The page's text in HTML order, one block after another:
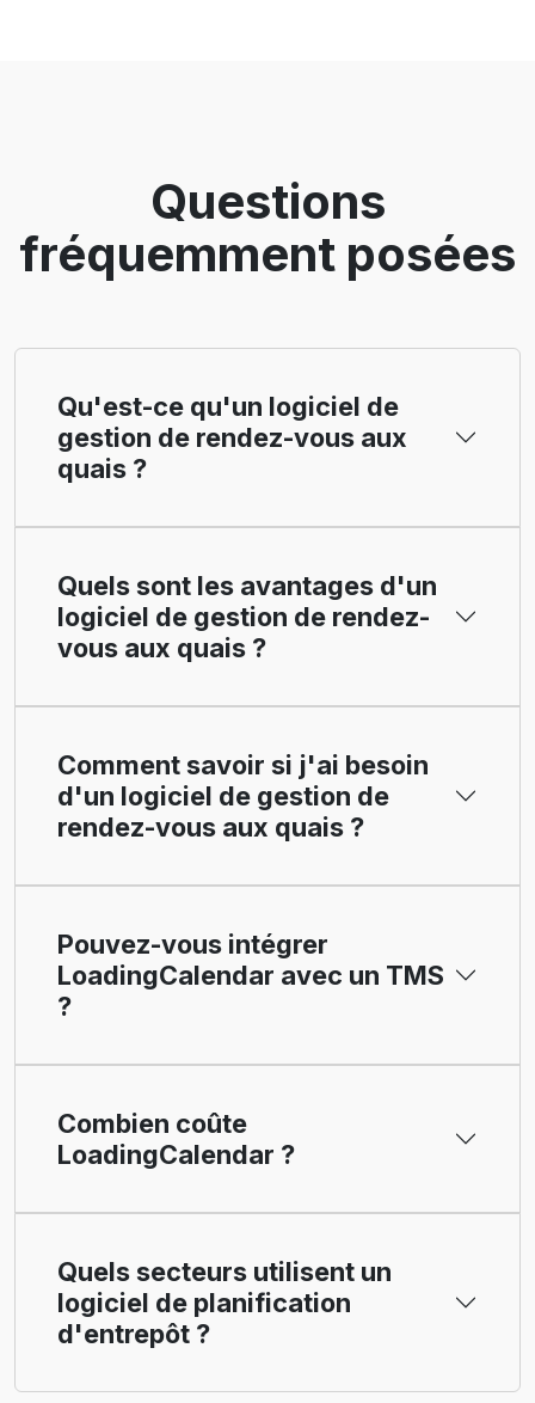
Questions
fréquemment posées
Qu'est-ce qu'un logiciel de
gestion de rendez-vous aux
quais ?
Quels sont les avantages d'un
logiciel de gestion de rendez-
vous aux quais ?
Comment savoir si j'ai besoin
d'un logiciel de gestion de
rendez-vous aux quais ?
Pouvez-vous intégrer
LoadingCalendar avec un TMS
?
Combien coûte
LoadingCalendar ?
Quels secteurs utilisent un
logiciel de planification
d'entrepôt ?